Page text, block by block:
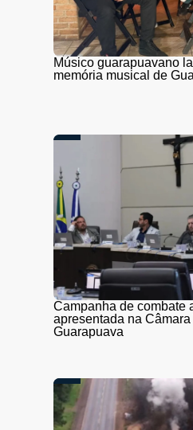
Músico guarapuavano
memória musical de
Campanha de combate
apresentada na
Guarapuava